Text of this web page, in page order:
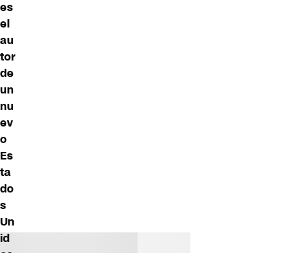
es
el
au
tor
de
un
nu
ev
o
Es
ta
do
s
Un
id